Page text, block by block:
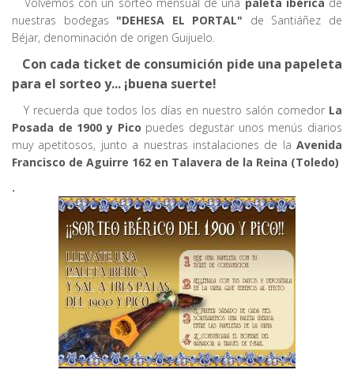
Volvemos con un sorteo mensual de una paleta ibérica de
nuestras bodegas "DEHESA EL PORTAL" de Santiáñez de
Béjar, denominación de origen Guijuelo.
Con cada ticket de consumición pide una papeleta
para el sorteo y... ¡buena suerte!
Y recuerda que todos los días en nuestro salón comedor La
Posada de 1900 y Pico puedes degustar unos menús diarios
muy apetitosos, junto a nuestras instalaciones de la Avenida
Francisco de Aguirre 162 en Talavera de la Reina (Toledo)
.